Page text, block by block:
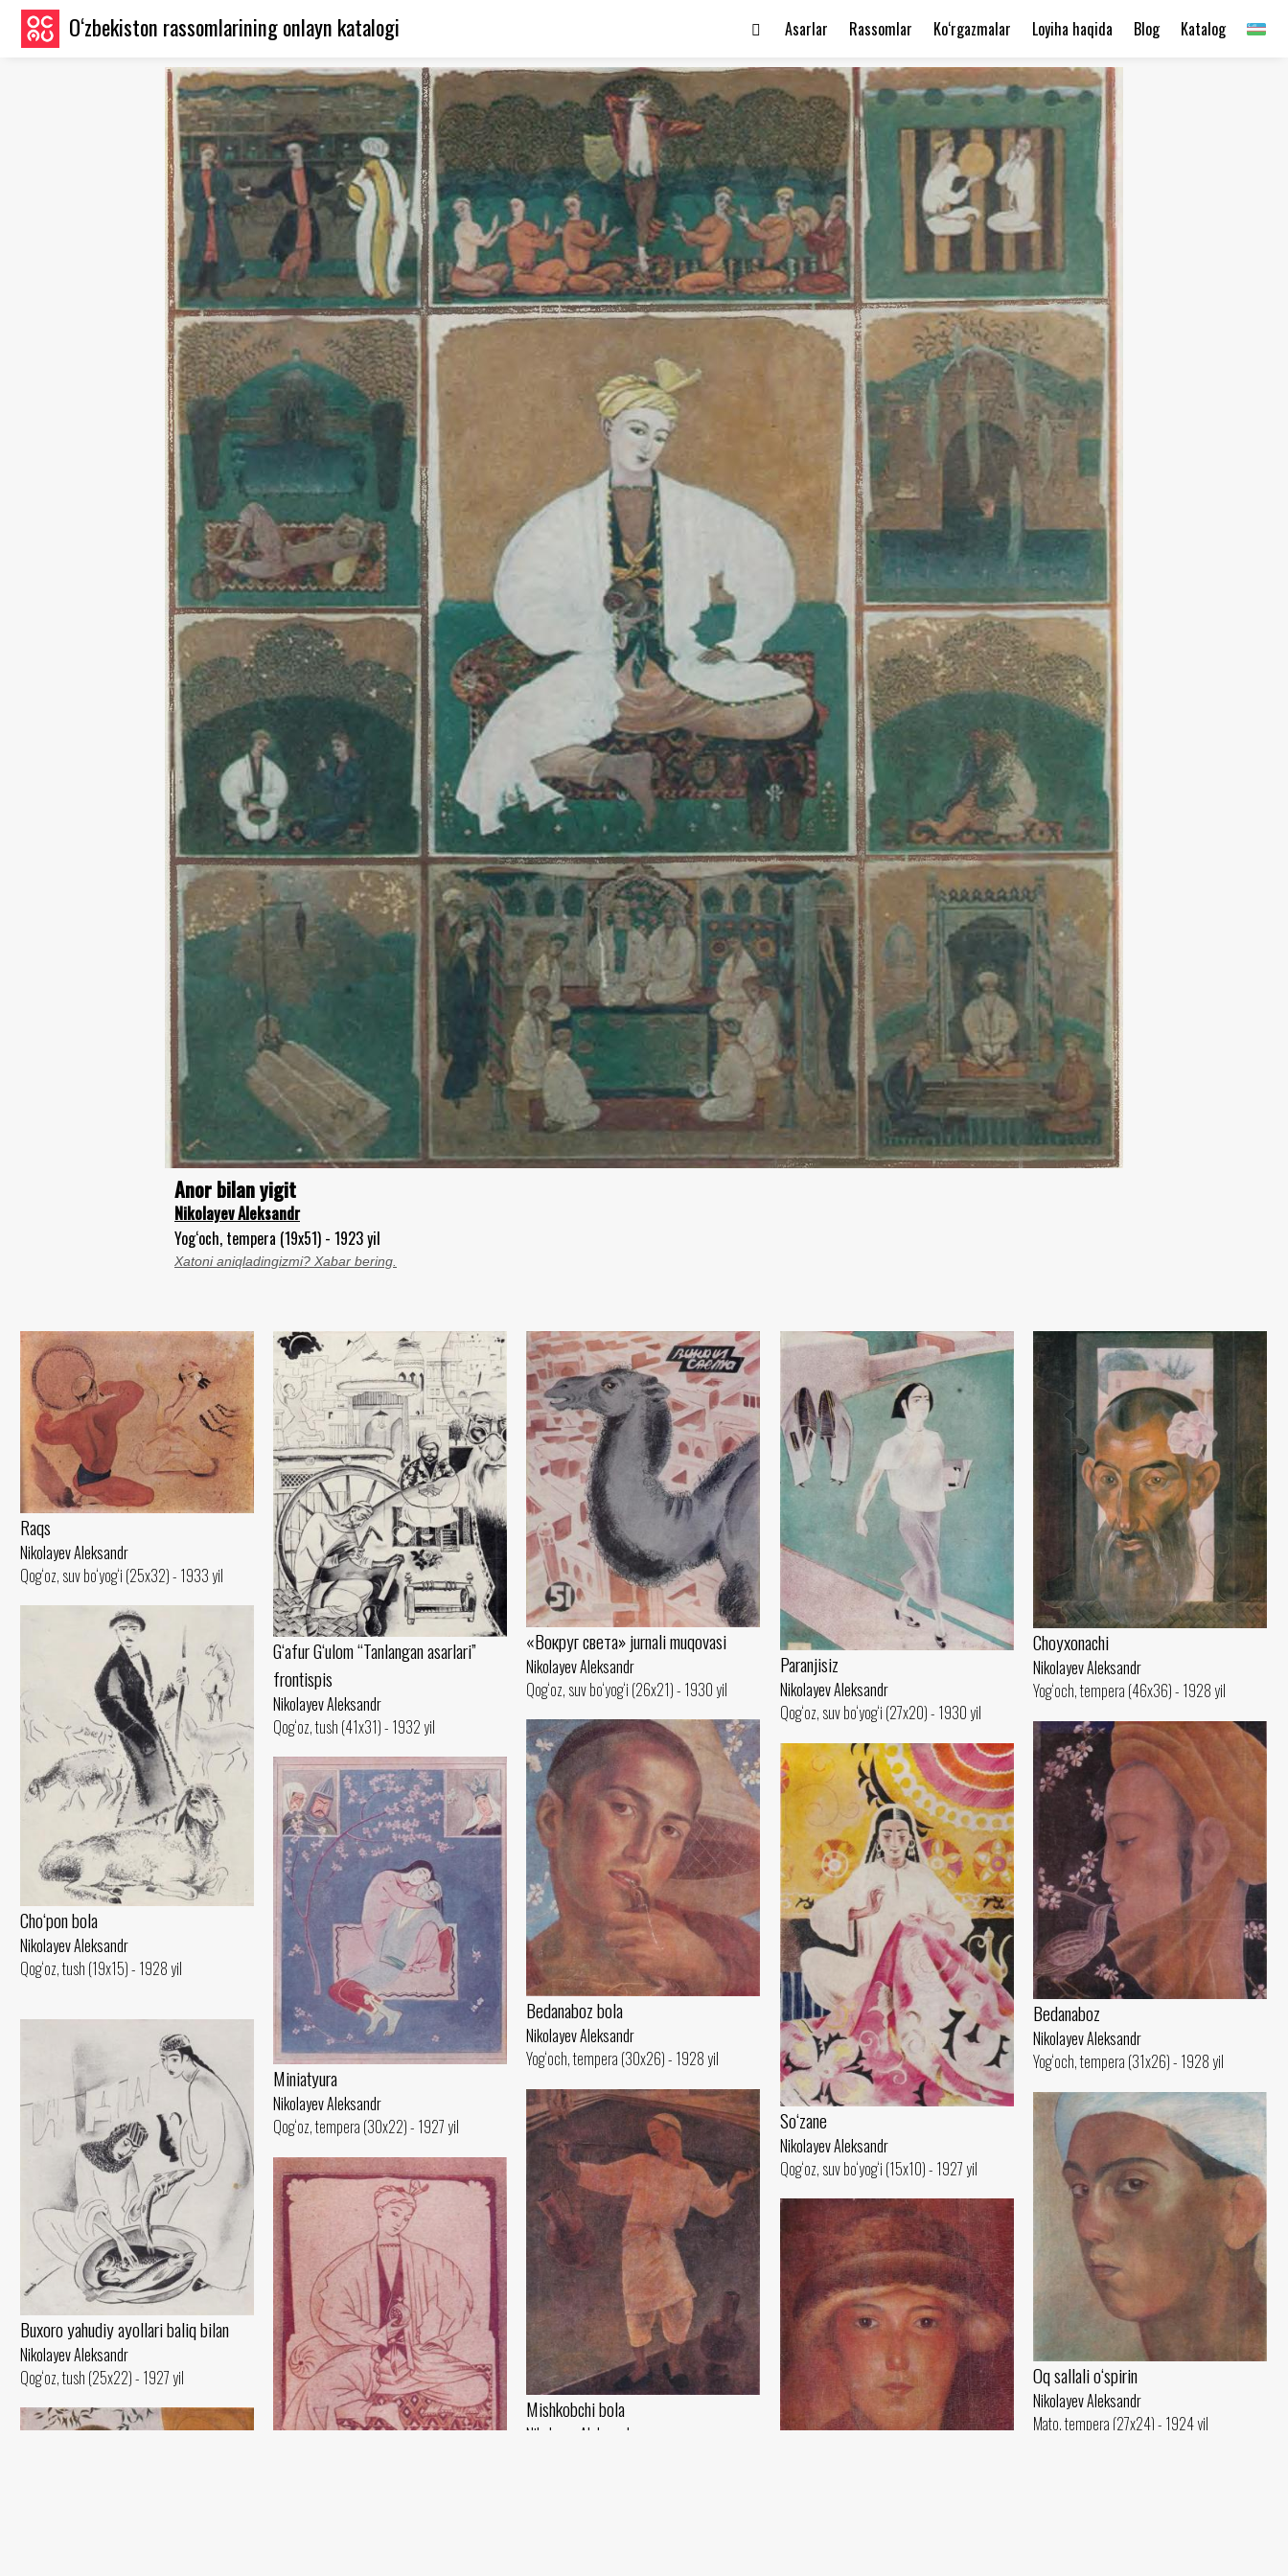
O‘zbekiston rassomlarining onlayn katalogi Katalog
Blog
Loyiha haqida
Ko‘rgazmalar
Rassomlar
Asarlar
Anor bilan yigit
Nikolayev Aleksandr
Yog‘och, tempera (19x51) - 1923 yil
Xatoni aniqladingizmi? Xabar bering.
Raqs
Nikolayev Aleksandr
Qog‘oz, suv bo‘yog‘i (25x32) - 1933 yil
G‘afur G‘ulom “Tanlangan asarlari”
frontispis
Nikolayev Aleksandr
Qog‘oz, tush (41x31) - 1932 yil
«Вокруг света» jurnali muqovasi
Nikolayev Aleksandr
Qog‘oz, suv bo‘yog‘i (26x21) - 1930 yil
Paranjisiz
Nikolayev Aleksandr
Qog‘oz, suv bo‘yog‘i (27x20) - 1930 yil
Choyxonachi
Nikolayev Aleksandr
Yog‘och, tempera (46x36) - 1928 yil
Cho‘pon bola
Nikolayev Aleksandr
Qog‘oz, tush (19x15) - 1928 yil
Bedanaboz bola
Nikolayev Aleksandr
Yog‘och, tempera (30x26) - 1928 yil
Bedanaboz
Nikolayev Aleksandr
Yog‘och, tempera (31x26) - 1928 yil
So‘zane
Nikolayev Aleksandr
Qog‘oz, suv bo‘yog‘i (15x10) - 1927 yil
Miniatyura
Nikolayev Aleksandr
Qog‘oz, tempera (30x22) - 1927 yil
Buxoro yahudiy ayollari baliq bilan
Nikolayev Aleksandr
Qog‘oz, tush (25x22) - 1927 yil
Mishkobchi bola
Nikolayev Aleksandr
Oq sallali o‘spirin
Nikolayev Aleksandr
Mato, tempera (27x24) - 1924 yil